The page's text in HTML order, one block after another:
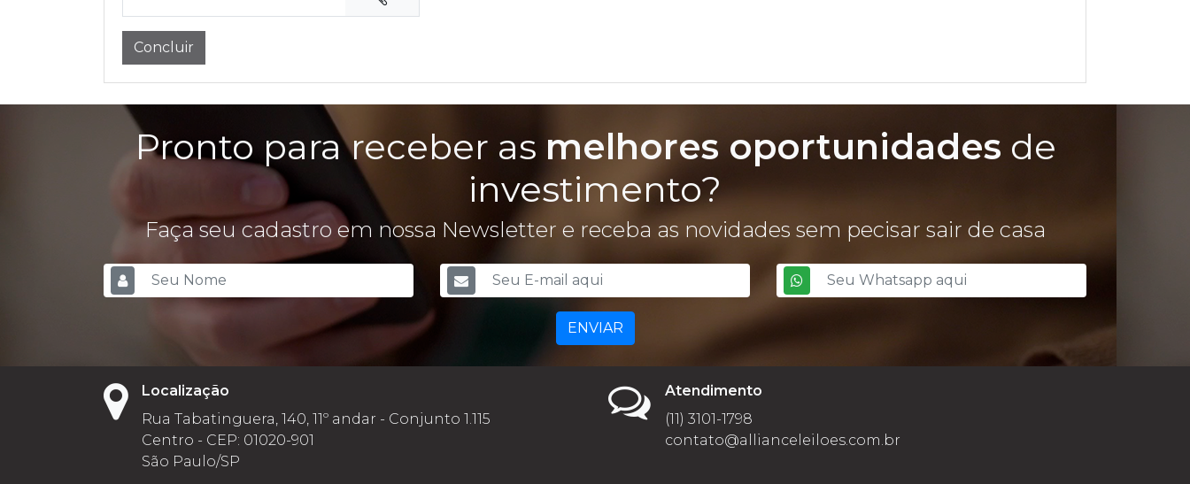
Concluir
Pronto para receber as melhores oportunidades de
investimento?
Faça seu cadastro em nossa Newsletter e receba as novidades sem pecisar sair de casa
ENVIAR
Localização
Rua Tabatinguera, 140, 11º andar - Conjunto 1.115
Centro - CEP: 01020-901
São Paulo/SP
Atendimento
(11) 3101-1798
contato@allianceleiloes.com.br